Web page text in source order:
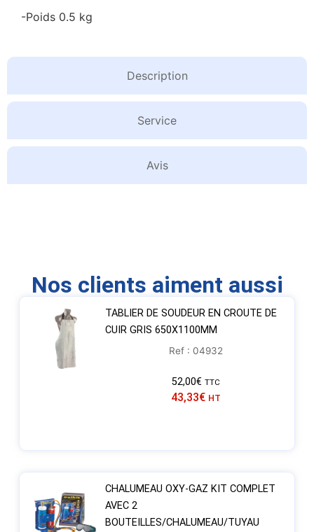
Description
Service
Avis
-Poids 0.5 kg
Nos clients aiment aussi
TABLIER DE SOUDEUR EN CROUTE DE
CUIR GRIS 650X1100MM
Ref : 04932
52,00€ TTC
43,33€ HT
CHALUMEAU OXY-GAZ KIT COMPLET
AVEC 2
BOUTEILLES/CHALUMEAU/TUYAU